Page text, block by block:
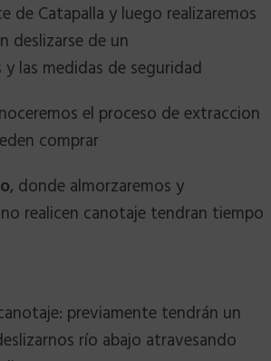
de Catapalla y luego realizaremos
deslizarse de un
las medidas de seguridad
el proceso de extraccion
comprar
, donde almorzaremos y
realicen canotaje tendran tiempo
previamente tendrán un
río abajo atravesando